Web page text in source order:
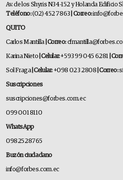
Av. de los Shyris N34-152 y Holanda Edificio
Teléfono:(02) 452 7863 | Correo:
QUITO
Carlos Mantilla | Correo:
Karina Nieto | Celular:+593 99 045 6281 |
Sol Fraga| Celular:+098 023 2808 | Correo:
Suscripciones
suscripciones@forbes.com.ec
099 001 8110
WhatsApp
0982528765
Buzón ciudadano
info@forbes.com.ec